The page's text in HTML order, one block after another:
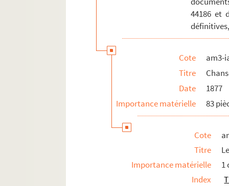
44186 et
Cote
am3-
Titre
Date
1877
Importance matérielle
83
Cote
Titre
Importance matérielle
1
Index